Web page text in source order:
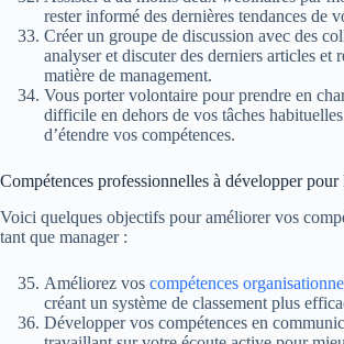
rester informé des dernières tendances de
Créer un groupe de discussion avec des
analyser et discuter des derniers articles et
matière de management.
Vous porter volontaire pour prendre en
difficile en dehors de vos tâches
d’étendre vos compétences.
Compétences professionnelles à développer pour
Voici quelques objectifs pour améliorer vos
tant que manager :
Améliorez vos compétences
créant un système de classement plus
Développer vos compétences en